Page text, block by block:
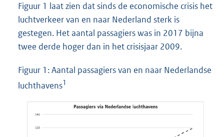
Figuur 1 laat zien dat sinds de economische crisis het
luchtverkeer van en naar Nederland sterk is
gestegen. Het aantal passagiers was in 2017 bijna
twee derde hoger dan in het crisisjaar 2009.
Figuur 1: Aantal passagiers van en naar Nederlandse
luchthavens1